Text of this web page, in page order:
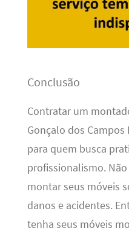
Conclusão
Contratar um
Gonçalo dos
para quem busca
profissionalismo.
montar seus móveis
danos e acidentes.
tenha seus móveis